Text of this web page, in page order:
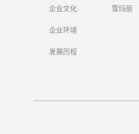
企业文化
企业环境
发展历程
雪玛丽